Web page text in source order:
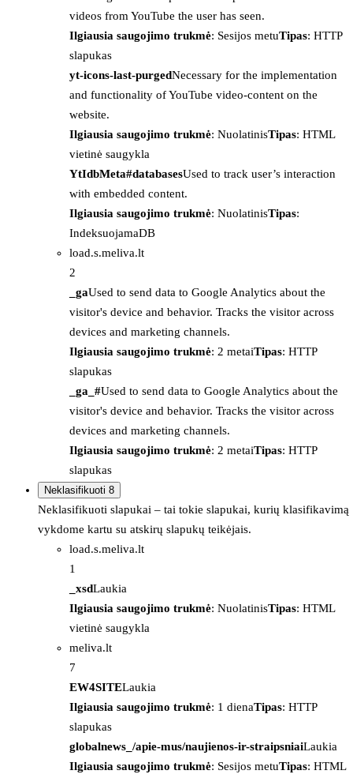
videos from YouTube the user has seen.
Ilgiausia saugojimo trukmė: Sesijos metuTipas: HTTP
slapukas
yt-icons-last-purgedNecessary for the implementation
and functionality of YouTube video-content on the
website.
Ilgiausia saugojimo trukmė: NuolatinisTipas: HTML
vietinė saugykla
YtIdbMeta#databasesUsed to track user’s interaction
with embedded content.
Ilgiausia saugojimo trukmė: NuolatinisTipas:
IndeksuojamaDB
load.s.meliva.lt
2
_gaUsed to send data to Google Analytics about the
visitor's device and behavior. Tracks the visitor across
devices and marketing channels.
Ilgiausia saugojimo trukmė: 2 metaiTipas: HTTP
slapukas
_ga_#Used to send data to Google Analytics about the
visitor's device and behavior. Tracks the visitor across
devices and marketing channels.
Ilgiausia saugojimo trukmė: 2 metaiTipas: HTTP
slapukas
Neklasifikuoti 8
Neklasifikuoti slapukai – tai tokie slapukai, kurių klasifikavimą
vykdome kartu su atskirų slapukų teikėjais.
load.s.meliva.lt
1
_xsdLaukia
Ilgiausia saugojimo trukmė: NuolatinisTipas: HTML
vietinė saugykla
meliva.lt
7
EW4SITELaukia
Ilgiausia saugojimo trukmė: 1 dienaTipas: HTTP
slapukas
globalnews_/apie-mus/naujienos-ir-straipsniaiLaukia
Ilgiausia saugojimo trukmė: Sesijos metuTipas: HTML